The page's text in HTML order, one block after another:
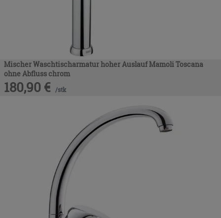
Mischer Waschtischarmatur hoher Auslauf Mamoli Toscana
ohne Abfluss chrom
180,90 € /stk